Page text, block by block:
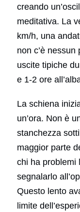
creando
meditativa. La
km/h, una
non c’è
uscite tipiche
e 1-2 ore
La schiena
un’ora. Non è
stanchezza
maggior parte
chi ha problemi
segnalarlo
Questo lento
limite